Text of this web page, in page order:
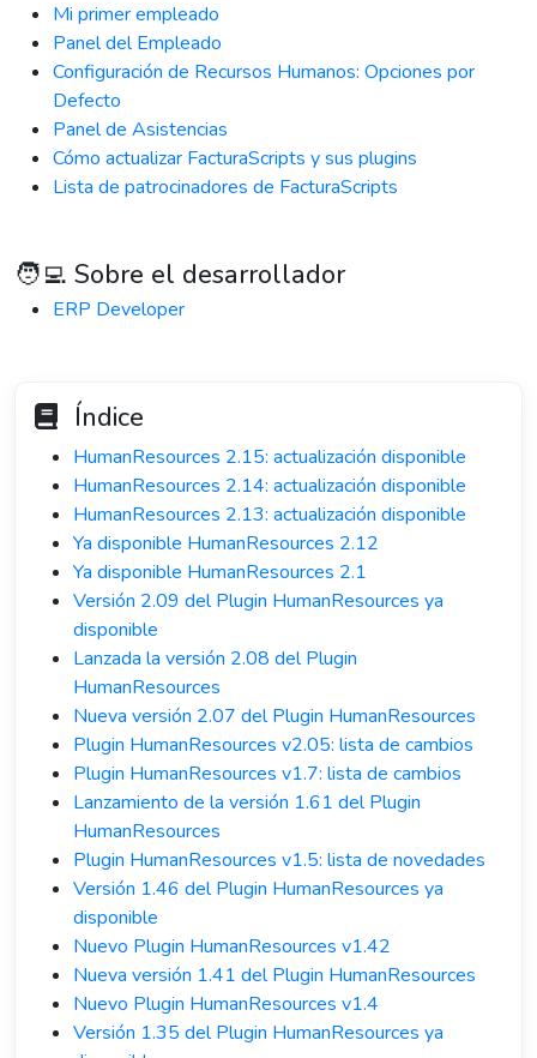
Mi primer empleado
Panel del Empleado
Configuración de Recursos Humanos: Opciones por
Defecto
Panel de Asistencias
Cómo actualizar FacturaScripts y sus plugins
Lista de patrocinadores de FacturaScripts
🧑‍💻 Sobre el desarrollador
ERP Developer
Índice
HumanResources 2.15: actualización disponible
HumanResources 2.14: actualización disponible
HumanResources 2.13: actualización disponible
Ya disponible HumanResources 2.12
Ya disponible HumanResources 2.1
Versión 2.09 del Plugin HumanResources ya
disponible
Lanzada la versión 2.08 del Plugin
HumanResources
Nueva versión 2.07 del Plugin HumanResources
Plugin HumanResources v2.05: lista de cambios
Plugin HumanResources v1.7: lista de cambios
Lanzamiento de la versión 1.61 del Plugin
HumanResources
Plugin HumanResources v1.5: lista de novedades
Versión 1.46 del Plugin HumanResources ya
disponible
Nuevo Plugin HumanResources v1.42
Nueva versión 1.41 del Plugin HumanResources
Nuevo Plugin HumanResources v1.4
Versión 1.35 del Plugin HumanResources ya